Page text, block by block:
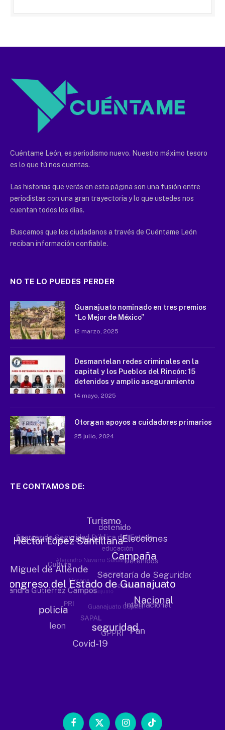
Cuéntame León, es periodismo nuevo. Nuestro máximo tesoro
es lo que tú nos cuentas.
Las historias que verás en esta página son una fusión entre
periodistas con una gran trayectoria y lo que ustedes nos
cuentan todos los días.
Buscamos que los ciudadanos a través de Cuéntame León
reciban información confiable.
NO TE LO PUEDES PERDER
Guanajuato nominado en tres premios
“Lo Mejor de México”
12 marzo, 2025
Desmantelan redes criminales en la
capital y los Pueblos del Rincón: 15
detenidos y amplio aseguramiento
14 mayo, 2025
Otorgan apoyos a cuidadores primarios
25 julio, 2024
TE CONTAMOS DE:
Facebook
X InstagramTikTok